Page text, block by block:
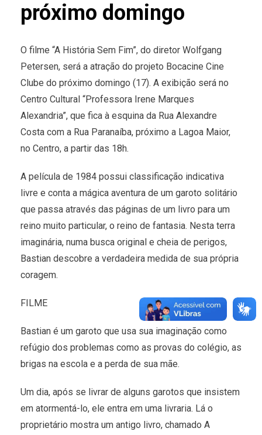
próximo domingo
O filme “A História Sem Fim”, do diretor Wolfgang
Petersen, será a atração do projeto Bocacine Cine
Clube do próximo domingo (17). A exibição será no
Centro Cultural “Professora Irene Marques
Alexandria”, que fica à esquina da Rua Alexandre
Costa com a Rua Paranaíba, próximo a Lagoa Maior,
no Centro, a partir das 18h.
A película de 1984 possui classificação indicativa
livre e conta a mágica aventura de um garoto solitário
que passa através das páginas de um livro para um
reino muito particular, o reino de fantasia. Nesta terra
imaginária, numa busca original e cheia de perigos,
Bastian descobre a verdadeira medida de sua própria
coragem.
FILME
Bastian é um garoto que usa sua imaginação como
refúgio dos problemas como as provas do colégio, as
brigas na escola e a perda de sua mãe.
Um dia, após se livrar de alguns garotos que insistem
em atormentá-lo, ele entra em uma livraria. Lá o
proprietário mostra um antigo livro, chamado A